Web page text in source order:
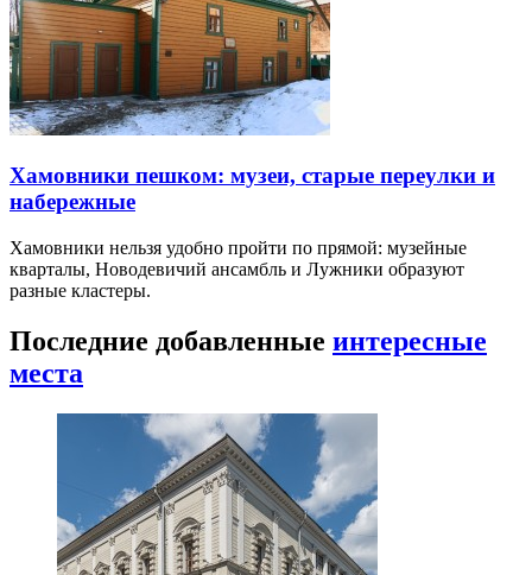
Хамовники пешком: музеи, старые переулки и
набережные
Хамовники нельзя удобно пройти по прямой: музейные
кварталы, Новодевичий ансамбль и Лужники образуют
разные кластеры.
Последние добавленные интересные
места